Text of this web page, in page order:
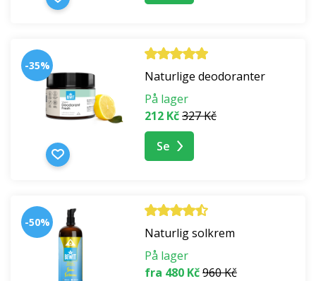
-35%
Naturlige deodoranter
På lager
212 Kč327 Kč
Se
-50%
Naturlig solkrem
På lager
fra 480 Kč960 Kč